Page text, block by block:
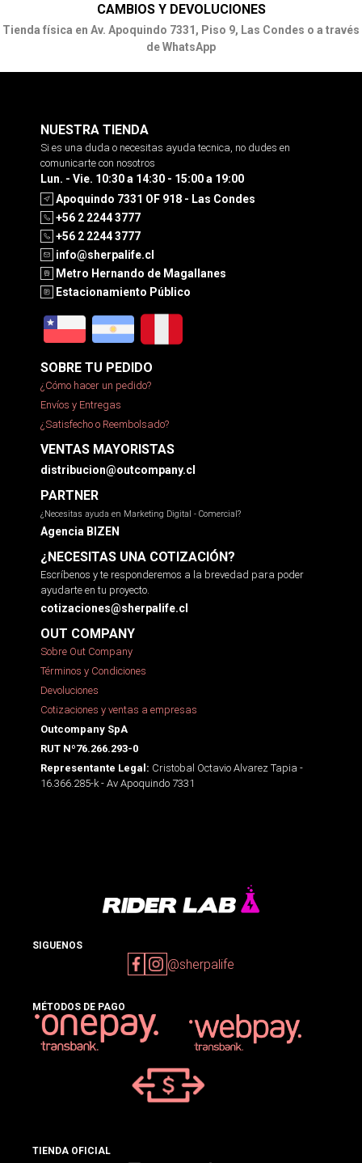
CAMBIOS Y DEVOLUCIONES
Tienda física en Av. Apoquindo 7331, Piso 9, Las Condes o a través
de WhatsApp
NUESTRA TIENDA
Si es una duda o necesitas ayuda tecnica, no dudes en
comunicarte con nosotros
Lun. - Vie. 10:30 a 14:30 - 15:00 a 19:00
Apoquindo 7331 OF 918 - Las Condes
+56 2 2244 3777
+56 2 2244 3777
info@sherpalife.cl
Metro Hernando de Magallanes
Estacionamiento Público
SOBRE TU PEDIDO
¿Cómo hacer un pedido?
Envíos y Entregas
¿Satisfecho o Reembolsado?
VENTAS MAYORISTAS
distribucion@outcompany.cl
PARTNER
¿Necesitas ayuda en Marketing Digital - Comercial?
Agencia BIZEN
¿NECESITAS UNA COTIZACIÓN?
Escríbenos y te responderemos a la brevedad para poder
ayudarte en tu proyecto.
cotizaciones@sherpalife.cl
OUT COMPANY
Sobre Out Company
Términos y Condiciones
Devoluciones
Cotizaciones y ventas a empresas
Outcompany SpA
RUT Nº76.266.293-0
Representante Legal: Cristobal Octavio Alvarez Tapia -
16.366.285-k - Av Apoquindo 7331
SIGUENOS
@sherpalife
MÉTODOS DE PAGO
TIENDA OFICIAL